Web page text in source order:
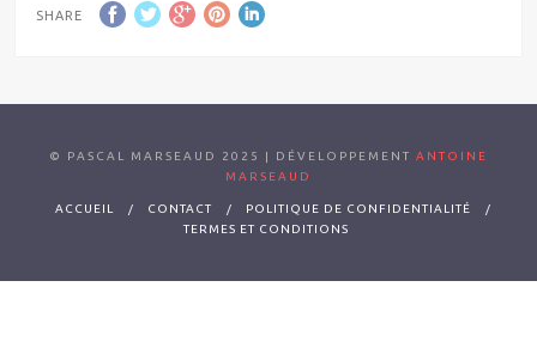
SHARE
© PASCAL MARSEAUD 2025 | DÉVELOPPEMENT ANTOINE
MARSEAUD
ACCUEIL CONTACT
POLITIQUE DE CONFIDENTIALITÉ
TERMES ET CONDITIONS